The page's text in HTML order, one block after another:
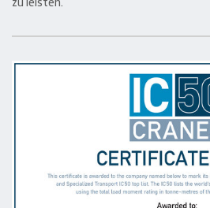
zu leisten.